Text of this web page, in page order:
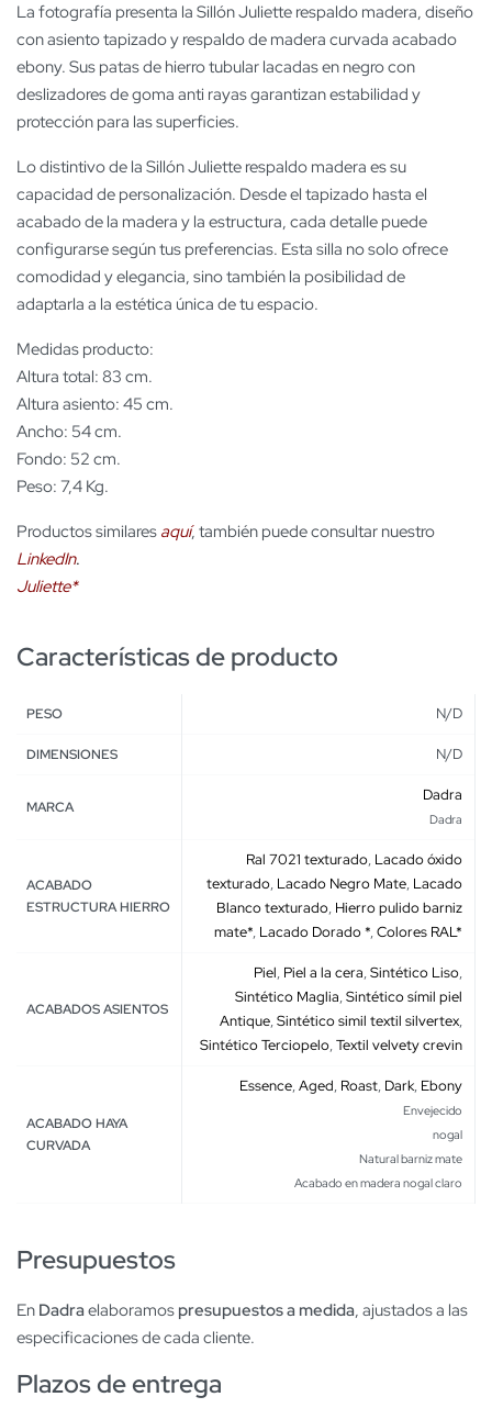
La fotografía presenta la Sillón Juliette respaldo madera, diseño
con asiento tapizado y respaldo de madera curvada acabado
ebony. Sus patas de hierro tubular lacadas en negro con
deslizadores de goma anti rayas garantizan estabilidad y
protección para las superficies.
Lo distintivo de la Sillón Juliette respaldo madera es su
capacidad de personalización. Desde el tapizado hasta el
acabado de la madera y la estructura, cada detalle puede
configurarse según tus preferencias. Esta silla no solo ofrece
comodidad y elegancia, sino también la posibilidad de
adaptarla a la estética única de tu espacio.
Medidas producto:
Altura total: 83 cm.
Altura asiento: 45 cm.
Ancho: 54 cm.
Fondo: 52 cm.
Peso: 7,4 Kg.
Productos similares aquí, también puede consultar nuestro
LinkedIn.
Juliette*
Características de producto
PESO N/D
DIMENSIONES N/D
MARCA
Dadra
Dadra
ACABADO
ESTRUCTURA HIERRO
Ral 7021 texturado, Lacado óxido
texturado, Lacado Negro Mate, Lacado
Blanco texturado, Hierro pulido barniz
mate*, Lacado Dorado *,Colores RAL*
ACABADOS ASIENTOS
Piel, Piel a la cera,Sintético Liso,
Sintético Maglia,Sintético símil piel
Antique,Sintético simil textil silvertex,
Sintético Terciopelo,Textil velvety crevin
ACABADO HAYA
CURVADA
Essence,Aged, Roast, Dark, Ebony
Envejecido
nogal
Natural barniz mate
Acabado en madera nogal claro
Presupuestos
En Dadraelaboramos presupuestos a medida, ajustados a las
especificaciones de cada cliente.
Plazos de entrega